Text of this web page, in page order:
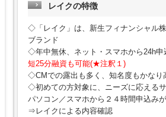
レイクの特徴
◇「レイク」は、新生フィナンシャル
ブランド
◇年中無休、ネット・スマホから24h申
短25分融資も可能(★注釈１)
◇CMでの露出も多く、知名度もかなり
◇初めての方対象に、ニーズに応える
パソコン／スマホから２４時間申込み
⇒レイクによる内容確認